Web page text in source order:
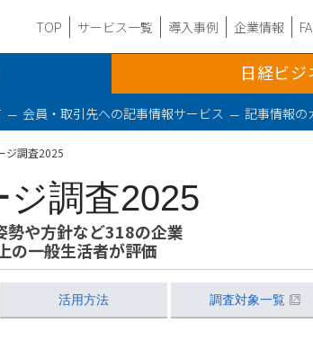
企業情報
導入事例
サービス一覧
TOP
日経ビジ
会員・取引先への記事情報サービス 記事情報の
ジ調査2025
調査2025
勢や方針など318の企業
の一般生活者が評価
活用方法 調査対象一覧